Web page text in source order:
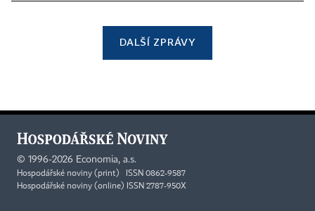
DALŠÍ ZPRÁVY
© 1996-2026 Economia, a.s.
Hospodářské noviny (print) ISSN 0862-9587
Hospodářské noviny (online) ISSN 2787-950X